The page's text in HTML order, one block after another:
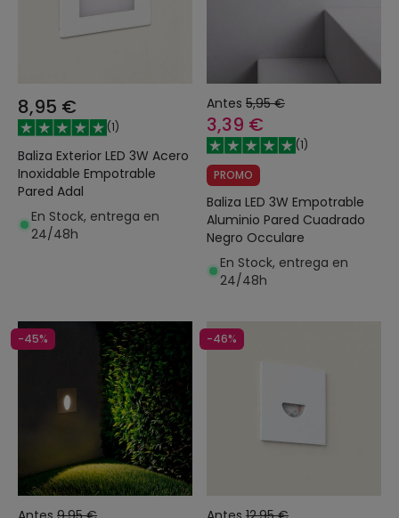
8,95 €
(1)
Baliza Exterior LED 3W Acero
Inoxidable Empotrable
Pared Adal
En Stock, entrega en
24/48h
Antes 5,95 €
3,39 €
(1)
PROMO
Baliza LED 3W Empotrable
Aluminio Pared Cuadrado
Negro Occulare
En Stock, entrega en
24/48h
-45% -46%